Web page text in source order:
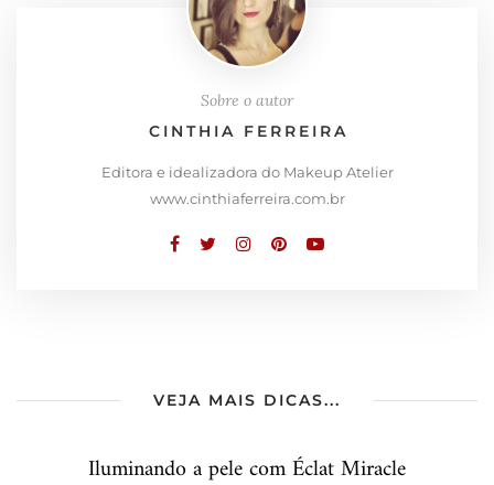
Sobre o autor
CINTHIA FERREIRA
Editora e idealizadora do Makeup Atelier
www.cinthiaferreira.com.br
VEJA MAIS DICAS...
Iluminando a pele com Éclat Miracle